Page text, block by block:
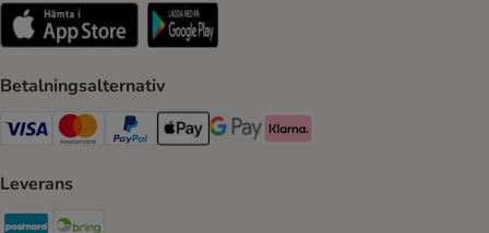
Betalningsalternativ
VISA Payment Method
Mastercard Payment Method
Paypal Payment Method
Apple Pay Payment Method
Google Pay Payment Method
Klarna Payment Method
Leverans
Postnord Shipping Method